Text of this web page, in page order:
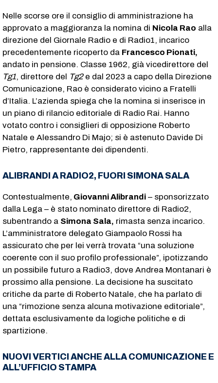
Nelle scorse ore il consiglio di amministrazione ha
approvato a maggioranza la nomina di Nicola Rao alla
direzione del Giornale Radio e di Radio1, incarico
precedentemente ricoperto da Francesco Pionati,
andato in pensione. Classe 1962, già vicedirettore del
Tg1, direttore del Tg2e dal 2023 a capo della Direzione
Comunicazione, Rao è considerato vicino a Fratelli
d’Italia. L’azienda spiega che la nomina si inserisce in
un piano di rilancio editoriale di Radio Rai. Hanno
votato contro i consiglieri di opposizione Roberto
Natale e Alessandro Di Majo; si è astenuto Davide Di
Pietro, rappresentante dei dipendenti.
ALIBRANDI A RADIO2, FUORI SIMONA SALA
Contestualmente, Giovanni Alibrandi – sponsorizzato
dalla Lega – è stato nominato direttore di Radio2,
subentrando a Simona Sala, rimasta senza incarico.
L’amministratore delegato Giampaolo Rossi ha
assicurato che per lei verrà trovata “una soluzione
coerente con il suo profilo professionale”, ipotizzando
un possibile futuro a Radio3, dove Andrea Montanari è
prossimo alla pensione. La decisione ha suscitato
critiche da parte di Roberto Natale, che ha parlato di
una “rimozione senza alcuna motivazione editoriale”,
dettata esclusivamente da logiche politiche e di
spartizione.
NUOVI VERTICI ANCHE ALLA COMUNICAZIONE E
ALL’UFFICIO STAMPA